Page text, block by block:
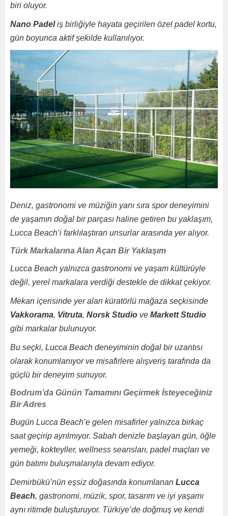
biri oluyor.
Nano Padeliş birliğiyle hayata geçirilen özel padel kortu,
gün boyunca aktif şekilde kullanılıyor.
Deniz, gastronomi ve müziğin yanı sıra spor deneyimini
de yaşamın doğal bir parçası haline getiren bu yaklaşım,
Lucca Beach’i farklılaştıran unsurlar arasında yer alıyor.
Türk Markalarına Alan Açan Bir Yaklaşım
Lucca Beach yalnızca gastronomi ve yaşam kültürüyle
değil, yerel markalara verdiği destekle de dikkat çekiyor.
Mekan içerisinde yer alan küratörlü mağaza seçkisinde
Vakkorama, Vitruta, Norsk Studio ve Markett Studio
gibi markalar bulunuyor.
Bu seçki, Lucca Beach deneyiminin doğal bir uzantısı
olarak konumlanıyor ve misafirlere alışveriş tarafında da
güçlü bir deneyim sunuyor.
Bodrum’da Günün Tamamını Geçirmek İsteyeceğiniz
Bir Adres
Bugün Lucca Beach’e gelen misafirler yalnızca birkaç
saat geçirip ayrılmıyor. Sabah denizle başlayan gün, öğle
yemeği, kokteyller, wellness seansları, padel maçları ve
gün batımı buluşmalarıyla devam ediyor.
Demirbükü’nün eşsiz doğasında konumlanan Lucca
Beach, gastronomi, müzik, spor, tasarım ve iyi yaşamı
aynı ritimde buluşturuyor. Türkiye’de doğmuş ve kendi